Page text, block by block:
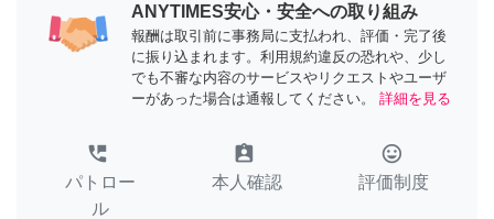
ANYTIMES安心・安全への取り組み
報酬は取引前に事務局に支払われ、評価・完了後
に振り込まれます。利用規約違反の恐れや、少し
でも不審な内容のサービスやリクエストやユーザ
ーがあった場合は通報してください。
詳細を見る
perm_phone_msg
パトロー
ル
assignment_ind
本人確認
tag_faces
評価制度